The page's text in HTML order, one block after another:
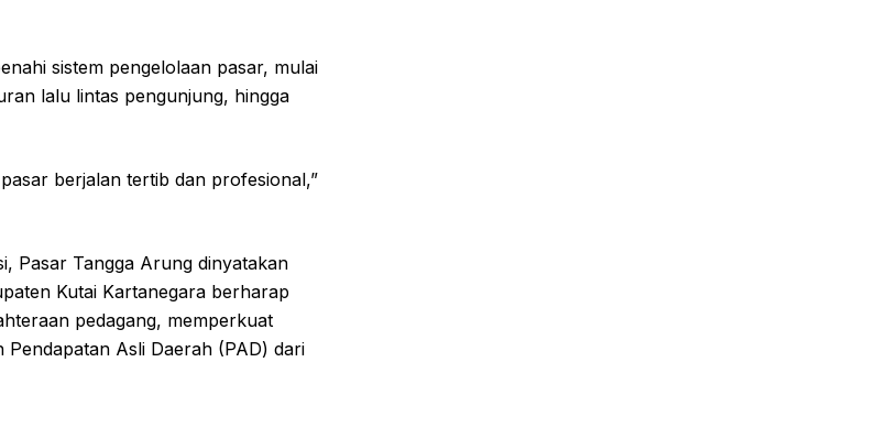
sistem pengelolaan pasar, mulai
lalu lintas pengunjung, hingga
berjalan tertib dan profesional,”
Pasar Tangga Arung dinyatakan
Kutai Kartanegara berharap
pedagang, memperkuat
Asli Daerah (PAD) dari